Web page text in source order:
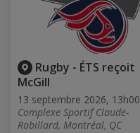
Rugby - ÉTS reçoit
McGill
13 septembre 2026, 13h00
Complexe Sportif Claude-
Robillard, Montréal, QC